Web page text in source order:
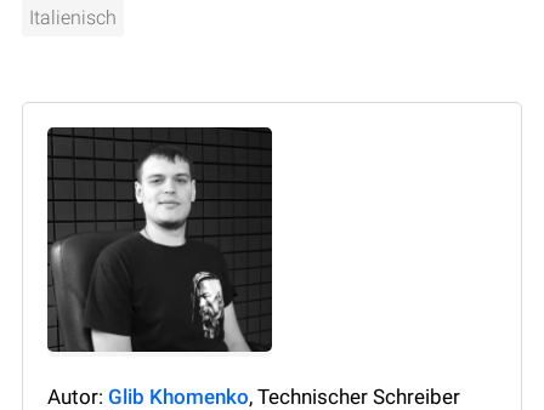
Italienisch
Autor: Glib Khomenko, Technischer Schreiber